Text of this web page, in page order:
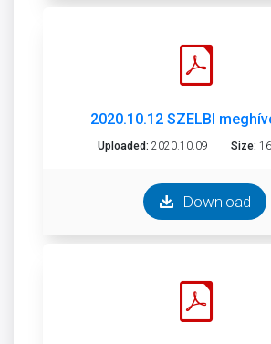
2020.10.12 SZELBI
Uploaded: 2020.10.09 Size:
Download